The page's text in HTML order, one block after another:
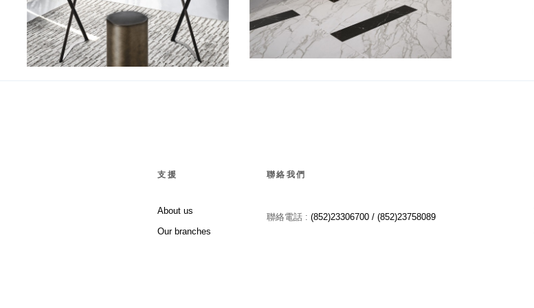
支援
About us
Our branches
聯絡我們
聯絡電話 : (852)23306700 / (852)23758089